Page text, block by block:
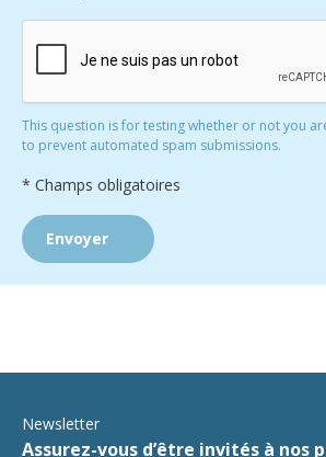
This question is for testing whether or not you
to prevent automated spam submissions.
* Champs obligatoires
Newsletter
Assurez-vous d’être invités à nos